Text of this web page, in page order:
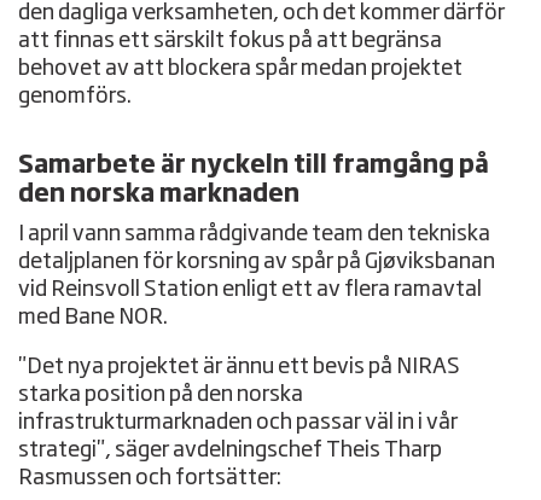
den dagliga verksamheten, och det kommer därför
att finnas ett särskilt fokus på att begränsa
behovet av att blockera spår medan projektet
genomförs.
Samarbete är nyckeln till framgång på
den norska marknaden
I april vann samma rådgivande team den tekniska
detaljplanen för korsning av spår på Gjøviksbanan
vid Reinsvoll Station enligt ett av flera ramavtal
med Bane NOR.
"Det nya projektet är ännu ett bevis på NIRAS
starka position på den norska
infrastrukturmarknaden och passar väl in i vår
strategi", säger avdelningschef Theis Tharp
Rasmussen och fortsätter: